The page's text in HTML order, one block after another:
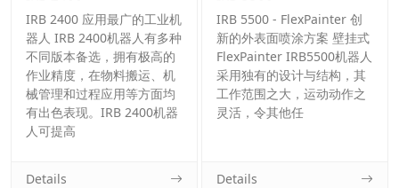
IRB 2400 应用最广的工业机
器人 IRB 2400机器人有多种
不同版本备选，拥有极高的
作业精度，在物料搬运、机
械管理和过程应用等方面均
有出色表现。IRB 2400机器
人可提高
Details
IRB 5500 - FlexPainter 创
新的外表面喷涂方案 壁挂式
FlexPainter IRB5500机器人
采用独有的设计与结构，其
工作范围之大，运动动作之
灵活，令其他任
Details